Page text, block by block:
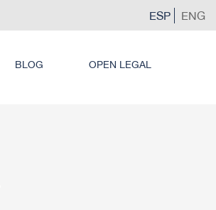
ESP ENG
BLOG OPEN LEGAL